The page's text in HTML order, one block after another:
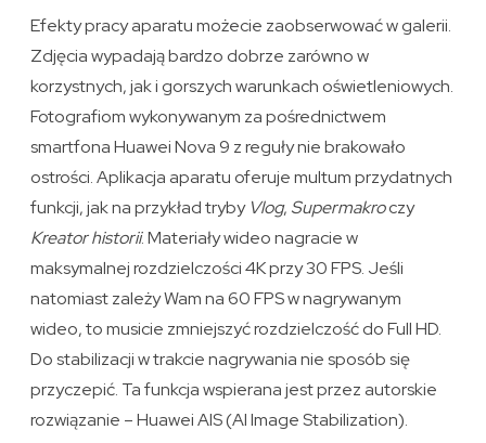
Efekty pracy aparatu możecie zaobserwować w galerii.
Zdjęcia wypadają bardzo dobrze zarówno w
korzystnych, jak i gorszych warunkach oświetleniowych.
Fotografiom wykonywanym za pośrednictwem
smartfona Huawei Nova 9 z reguły nie brakowało
ostrości. Aplikacja aparatu oferuje multum przydatnych
funkcji, jak na przykład tryby Vlog, Supermakroczy
Kreator historii. Materiały wideo nagracie w
maksymalnej rozdzielczości 4K przy 30 FPS. Jeśli
natomiast zależy Wam na 60 FPS w nagrywanym
wideo, to musicie zmniejszyć rozdzielczość do Full HD.
Do stabilizacji w trakcie nagrywania nie sposób się
przyczepić. Ta funkcja wspierana jest przez autorskie
rozwiązanie – Huawei AIS (AI Image Stabilization).